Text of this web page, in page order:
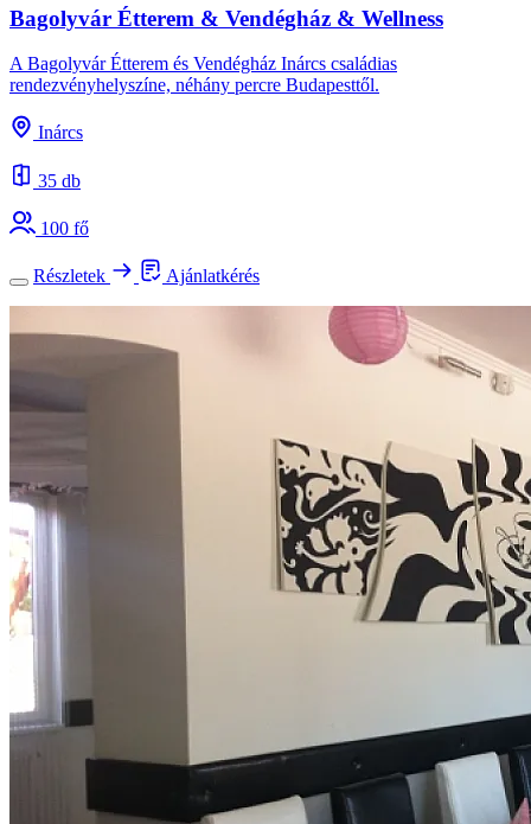
Bagolyvár Étterem & Vendégház & Wellness
A Bagolyvár Étterem és Vendégház Inárcs családias
rendezvényhelyszíne, néhány percre Budapesttől.
Inárcs
35 db
100 fő
Részletek Ajánlatkérés